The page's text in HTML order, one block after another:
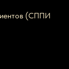
(СППИ